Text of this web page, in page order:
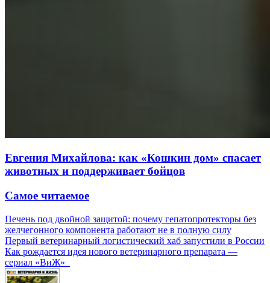
Евгения Михайлова: как «Кошкин дом» спасает
животных и поддерживает бойцов
Самое читаемое
Печень под двойной защитой: почему гепатопротекторы без
желчегонного компонента работают не в полную силу
Первый ветеринарный логистический хаб запустили в России
Как рождается идея нового ветеринарного препарата —
сериал «ВиЖ»